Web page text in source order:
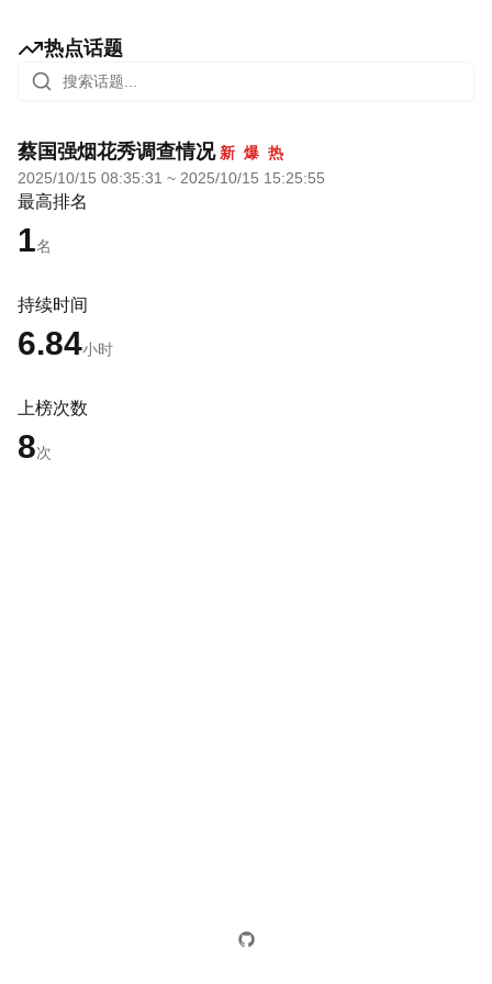
热点话题
蔡国强烟花秀调查情况 新 爆 热
2025/10/15 08:35:31 ~ 2025/10/15 15:25:55
最高排名
1名
持续时间
6.84小时
上榜次数
8次